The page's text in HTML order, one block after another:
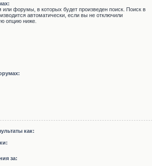
форумы, в которых будет произведен поиск. Поиск в
автоматически, если вы не отключили
опцию ниже.
как:
за: